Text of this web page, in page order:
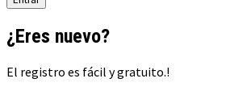
¿Eres nuevo?
El registro es fácil y gratuito.!